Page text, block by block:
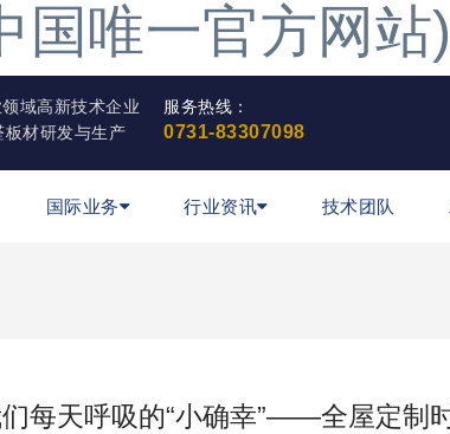
国唯一官方网站
域高新技术企业
板材研发与生产
服务热线：
0731-83307098
国际业务 行业资讯 技术团队
每天呼吸的“小确幸”——全屋定制